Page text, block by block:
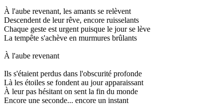
À l'aube revenant, les amants se relèvent
Descendent de leur rêve, encore ruisselants
Chaque geste est urgent puisque le jour se lève
La tempête s'achève en murmures brûlants
À l'aube revenant
Ils s'étaient perdus dans l'obscurité profonde
Là les étoiles se fondent au jour apparaissant
À leur pas hésitant on sent la fin du monde
Encore une seconde... encore un instant